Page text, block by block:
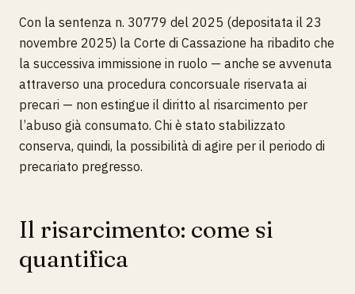
Con la sentenza n. 30779 del 2025 (depositata il 23
novembre 2025) la Corte di Cassazione ha ribadito che
la successiva immissione in ruolo — anche se avvenuta
attraverso una procedura concorsuale riservata ai
precari — non estingue il diritto al risarcimento per
l’abuso già consumato. Chi è stato stabilizzato
conserva, quindi, la possibilità di agire per il periodo di
precariato pregresso.
Il risarcimento: come si
quantifica